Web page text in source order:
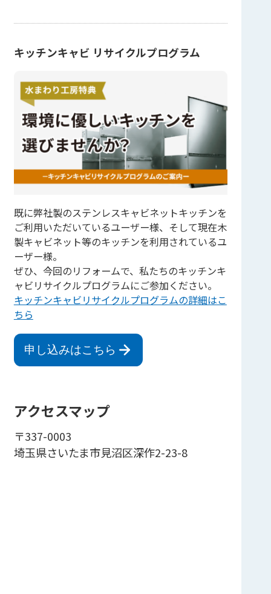
キッチンキャビ リサイクルプログラム
既に弊社製のステンレスキャビネットキッチンを
ご利用いただいているユーザー様、そして現在木
製キャビネット等のキッチンを利用されているユ
ーザー様。
ぜひ、今回のリフォームで、私たちのキッチンキ
ャビリサイクルプログラムにご参加ください。
キッチンキャビリサイクルプログラムの詳細はこ
ちら
申し込みはこちら
アクセスマップ
〒337-0003
埼玉県さいたま市見沼区深作2-23-8